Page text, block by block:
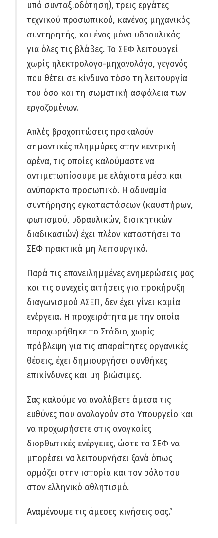
υπό συνταξιοδότηση), τρεις εργάτες
τεχνικού προσωπικού, κανένας μηχανικός
συντηρητής, και ένας μόνο υδραυλικός
για όλες τις βλάβες. Το ΣΕΦ λειτουργεί
χωρίς ηλεκτρολόγο-μηχανολόγο, γεγονός
που θέτει σε κίνδυνο τόσο τη λειτουργία
του όσο και τη σωματική ασφάλεια των
εργαζομένων.
Απλές βροχοπτώσεις προκαλούν
σημαντικές πλημμύρες στην κεντρική
αρένα, τις οποίες καλούμαστε να
αντιμετωπίσουμε με ελάχιστα μέσα και
ανύπαρκτο προσωπικό. Η αδυναμία
συντήρησης εγκαταστάσεων (καυστήρων,
φωτισμού, υδραυλικών, διοικητικών
διαδικασιών) έχει πλέον καταστήσει το
ΣΕΦ πρακτικά μη λειτουργικό.
Παρά τις επανειλημμένες ενημερώσεις μας
και τις συνεχείς αιτήσεις για προκήρυξη
διαγωνισμού ΑΣΕΠ, δεν έχει γίνει καμία
ενέργεια. Η προχειρότητα με την οποία
παραχωρήθηκε το Στάδιο, χωρίς
πρόβλεψη για τις απαραίτητες οργανικές
θέσεις, έχει δημιουργήσει συνθήκες
επικίνδυνες και μη βιώσιμες.
Σας καλούμε να αναλάβετε άμεσα τις
ευθύνες που αναλογούν στο Υπουργείο και
να προχωρήσετε στις αναγκαίες
διορθωτικές ενέργειες, ώστε το ΣΕΦ να
μπορέσει να λειτουργήσει ξανά όπως
αρμόζει στην ιστορία και τον ρόλο του
στον ελληνικό αθλητισμό.
Αναμένουμε τις άμεσες κινήσεις σας.”